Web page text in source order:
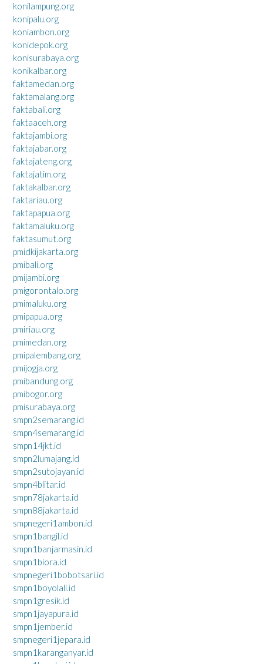
konilampung.org
konipalu.org
koniambon.org
konidepok.org
konisurabaya.org
konikalbar.org
faktamedan.org
faktamalang.org
faktabali.org
faktaaceh.org
faktajambi.org
faktajabar.org
faktajateng.org
faktajatim.org
faktakalbar.org
faktariau.org
faktapapua.org
faktamaluku.org
faktasumut.org
pmidkijakarta.org
pmibali.org
pmijambi.org
pmigorontalo.org
pmimaluku.org
pmipapua.org
pmiriau.org
pmimedan.org
pmipalembang.org
pmijogja.org
pmibandung.org
pmibogor.org
pmisurabaya.org
smpn2semarang.id
smpn4semarang.id
smpn14jkt.id
smpn2lumajang.id
smpn2sutojayan.id
smpn4blitar.id
smpn78jakarta.id
smpn88jakarta.id
smpnegeri1ambon.id
smpn1bangil.id
smpn1banjarmasin.id
smpn1biora.id
smpnegeri1bobotsari.id
smpn1boyolali.id
smpn1gresik.id
smpn1jayapura.id
smpn1jember.id
smpnegeri1jepara.id
smpn1karanganyar.id